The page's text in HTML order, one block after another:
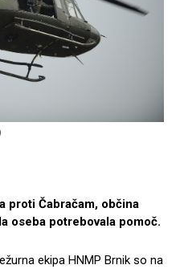
proti Čabračam, občina
oseba potrebovala pomoč.
ekipa HNMP Brnik so na